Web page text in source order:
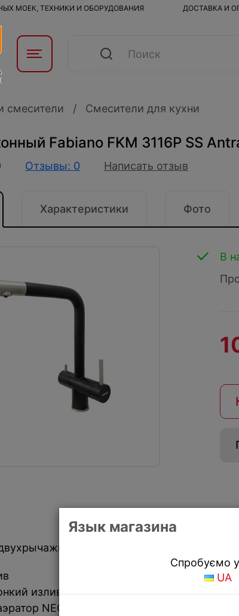
МОЕК, ТЕХНИКИ И ОБОРУДОВАНИЯ ДОСТАВКА И
смесители Смесители для кухни
Fabiano FKM 3116P SS
Отзывы: 0 Написать отзыв
Характеристики Фото
Язык магазина
Спробуємо
UA
В
кухонный смеситель
излив
NEOPERL